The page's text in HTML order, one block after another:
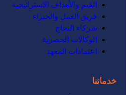
القيم والأهداف الاستراتيجية
فريق العمل والخبراء
شركاء النجاح
الوكالات الحصرية
اعتمادات المعهد
خدماتنا